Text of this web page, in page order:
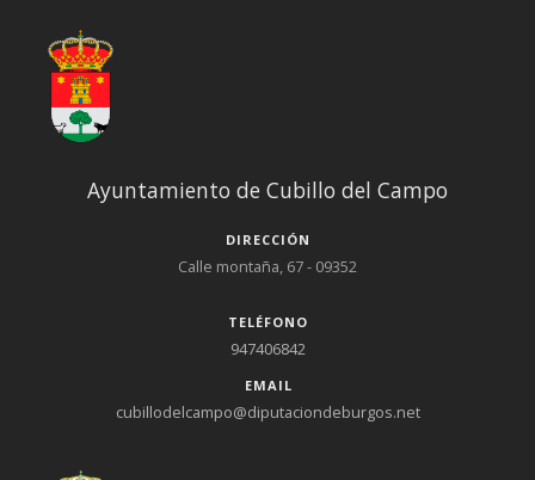
Ayuntamiento de Cubillo del Campo
DIRECCIÓN
Calle montaña, 67 - 09352
TELÉFONO
947406842
EMAIL
cubillodelcampo@diputaciondeburgos.net